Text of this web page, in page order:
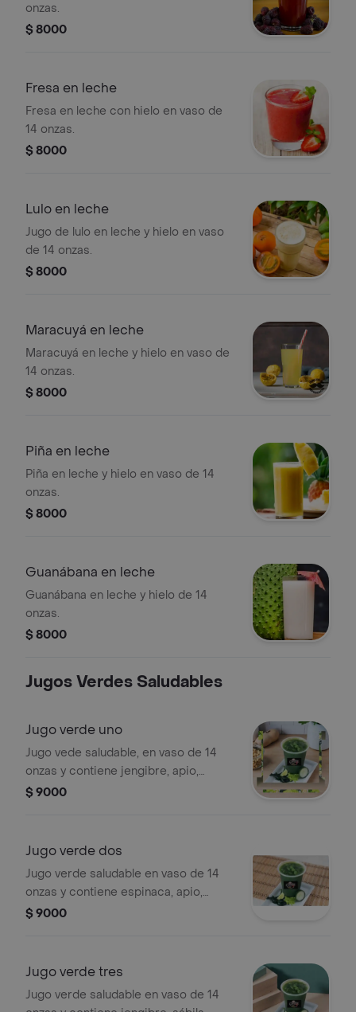
onzas.
$ 8000
Fresa en leche
Fresa en leche con hielo en vaso de
14 onzas.
$ 8000
Lulo en leche
Jugo de lulo en leche y hielo en vaso
de 14 onzas.
$ 8000
Maracuyá en leche
Maracuyá en leche y hielo en vaso de
14 onzas.
$ 8000
Piña en leche
Piña en leche y hielo en vaso de 14
onzas.
$ 8000
Guanábana en leche
Guanábana en leche y hielo de 14
onzas.
$ 8000
Jugos Verdes Saludables
Jugo verde uno
Jugo vede saludable, en vaso de 14
onzas y contiene jengibre, apio,
pepino, manzana verde y piña. .
$ 9000
Jugo verde dos
Jugo verde saludable en vaso de 14
onzas y contiene espinaca, apio,
pepino, piña, naranja con yerbabuena.
$ 9000
Jugo verde tres
Jugo verde saludable en vaso de 14